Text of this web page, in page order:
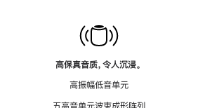
高保真音质，令人沉浸。
高振幅低音单元
五高音单元波束成形阵列